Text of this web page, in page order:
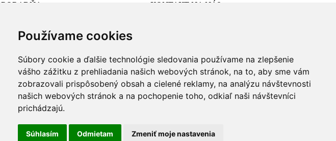
Používame cookies
Súbory cookie a ďalšie technológie sledovania používame na zlepšenie
vášho zážitku z prehliadania našich webových stránok, na to, aby sme vám
zobrazovali prispôsobený obsah a cielené reklamy, na analýzu návštevnosti
našich webových stránok a na pochopenie toho, odkiaľ naši návštevníci
prichádzajú.
Súhlasím Odmietam Zmeniť moje nastavenia
PORADŇA
Ako nakupovať
Doprava a poštovné
KONTAKT NA NÁS
+421556224323